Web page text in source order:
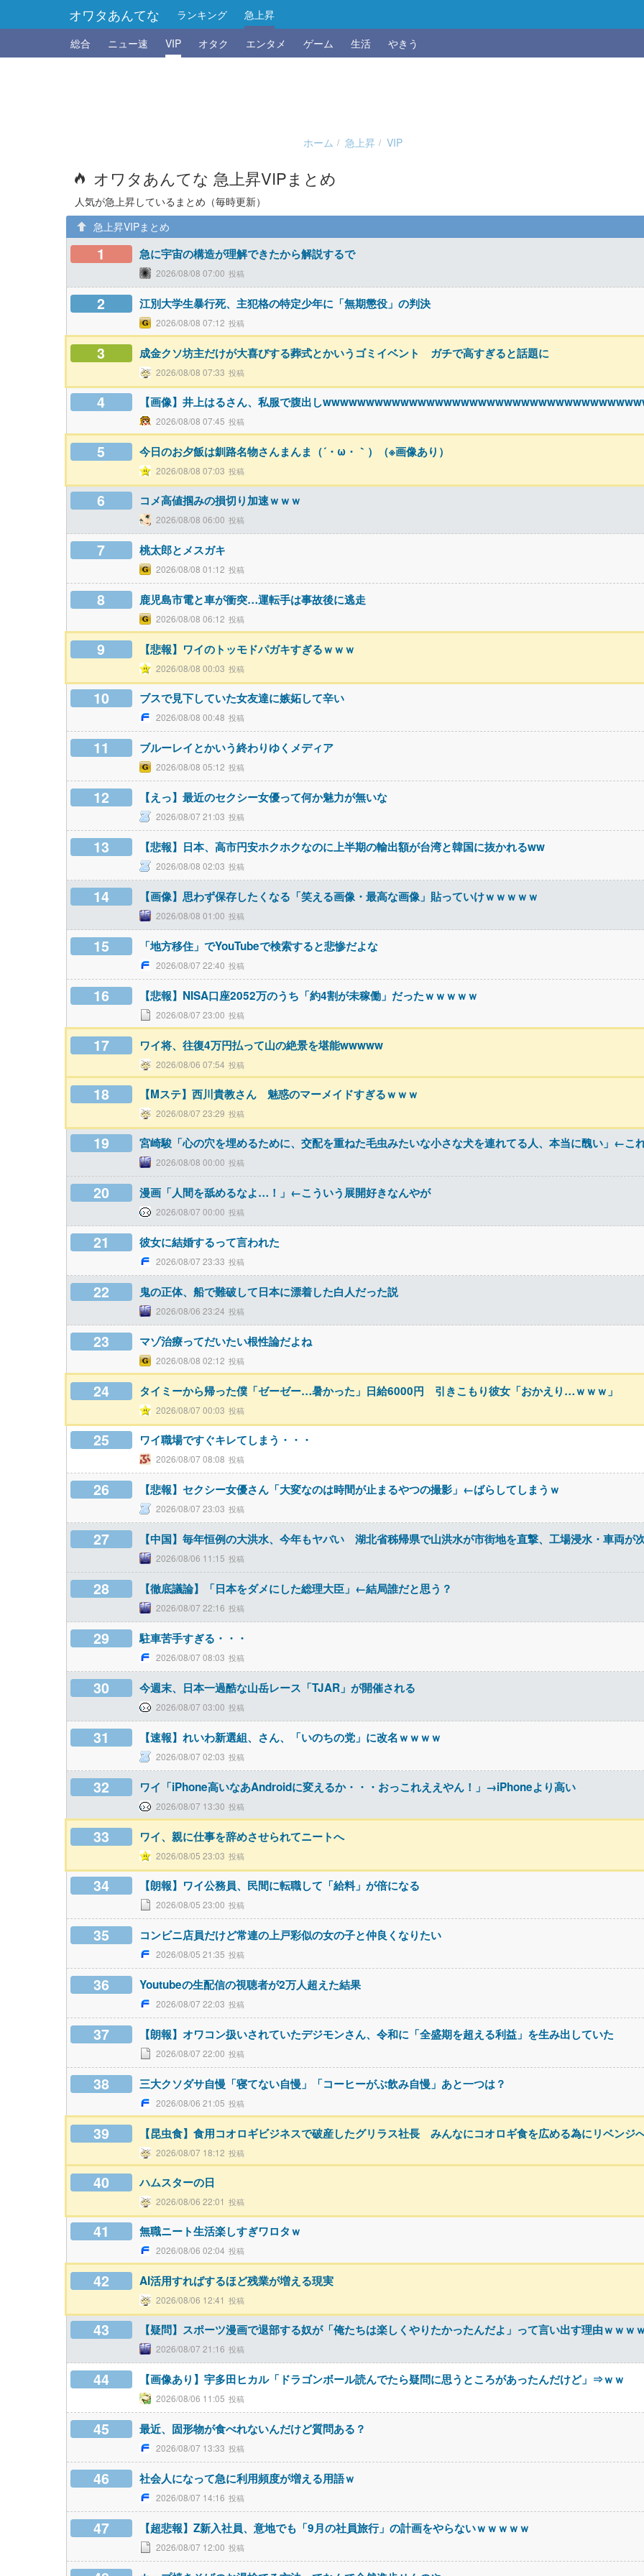
オワタあんてな ランキング
急上昇
総合
ニュー速 VIP オタク エンタメ ゲーム 生活 やきう
ホーム 急上昇 VIP
オワタあんてな 急上昇VIPまとめ
人気が急上昇しているまとめ（毎時更新）
急上昇VIPまとめ
1 急に宇宙の構造が理解できたから解説するで
2026/08/08 07:00
2 江別大学生暴行死、主犯格の特定少年に「無期懲役」の判決
2026/08/08 07:12
3 成金クソ坊主だけが大喜びする葬式とかいうゴミイベント ガチで高すぎると話題に
2026/08/08 07:33
4 【画像】井上はるさん、私服で腹出し
2026/08/08 07:45
5 今日のお夕飯は釧路名物さんまんま（´・ω・｀）（※画像あり）
2026/08/08 07:03
6 コメ高値掴みの損切り加速ｗｗｗ
2026/08/08 06:00
7 桃太郎とメスガキ
2026/08/08 01:12
8 鹿児島市電と車が衝突…運転手は事故後に逃走
2026/08/08 06:12
9 【悲報】ワイのトッモドパガキすぎるｗｗｗ
2026/08/08 00:03
10 ブスで見下していた女友達に嫉妬して辛い
2026/08/08 00:48
11 ブルーレイとかいう終わりゆくメディア
2026/08/08 05:12
12 【えっ】最近のセクシー女優って何か魅力が無いな
2026/08/07 21:03
13 【悲報】日本、高市円安ホクホクなのに上半期の輸出額が台湾と韓国に抜かれるww
2026/08/08 02:03
14 【画像】思わず保存したくなる「笑える画像・最高な画像」貼っていけｗｗｗｗｗ
2026/08/08 01:00
15 「地方移住」でYouTubeで検索すると悲惨だよな
2026/08/07 22:40
16 【悲報】NISA口座2052万のうち「約4割が未稼働」だったｗｗｗｗｗ
2026/08/07 23:00
17 ワイ将、往復4万円払って山の絶景を堪能wwwww
2026/08/06 07:54
18 【Mステ】西川貴教さん 魅惑のマーメイドすぎるｗｗｗ
2026/08/07 23:29
19 宮崎駿「心の穴を埋めるために、交配を重ねた毛虫みたいな小さな犬を連れてる人、本当に醜い」←こ
2026/08/08 00:00
20 漫画「人間を舐めるなよ…！」←こういう展開好きなんやが
2026/08/07 00:00
21 彼女に結婚するって言われた
2026/08/07 23:33
22 鬼の正体、船で難破して日本に漂着した白人だった説
2026/08/06 23:24
23 マゾ治療ってだいたい根性論だよね
2026/08/08 02:12
24 タイミーから帰った僕「ゼーゼー…暑かった」日給6000円 引きこもり彼女「おかえり…ｗｗｗ」
2026/08/07 00:03
25 ワイ職場ですぐキレてしまう・・・
2026/08/07 08:08
26 【悲報】セクシー女優さん「大変なのは時間が止まるやつの撮影」←ばらしてしまうｗ
2026/08/07 23:03
27 【中国】毎年恒例の大洪水、今年もヤバい 湖北省秭帰県で山洪水が市街地を直撃、工場浸水・車両が
2026/08/06 11:15
28 【徹底議論】「日本をダメにした総理大臣」←結局誰だと思う？
2026/08/07 22:16
29 駐車苦手すぎる・・・
2026/08/07 08:03
30 今週末、日本一過酷な山岳レース「TJAR」が開催される
2026/08/07 03:00
31 【速報】れいわ新選組、さん、「いのちの党」に改名ｗｗｗｗ
2026/08/07 02:03
32 ワイ「iPhone高いなあAndroidに変えるか・・・おっこれええやん！」→iPhoneより高い
2026/08/07 13:30
33 ワイ、親に仕事を辞めさせられてニートへ
2026/08/05 23:03
34 【朗報】ワイ公務員、民間に転職して「給料」が倍になる
2026/08/05 23:00
35 コンビニ店員だけど常連の上戸彩似の女の子と仲良くなりたい
2026/08/05 21:35
36 Youtubeの生配信の視聴者が2万人超えた結果
2026/08/07 22:03
37 【朗報】オワコン扱いされていたデジモンさん、令和に「全盛期を超える利益」を生み出していた
2026/08/07 22:00
38 三大クソダサ自慢「寝てない自慢」「コーヒーがぶ飲み自慢」あと一つは？
2026/08/06 21:05
39 【昆虫食】食用コオロギビジネスで破産したグリラス社長 みんなにコオロギ食を広める為にリベンジ
2026/08/07 18:12
40 ハムスターの日
2026/08/06 22:01
41 無職ニート生活楽しすぎワロタｗ
2026/08/06 02:04
42 AI活用すればするほど残業が増える現実
2026/08/06 12:41
43 【疑問】スポーツ漫画で退部する奴が「俺たちは楽しくやりたかったんだよ」って言い出す理由ｗｗｗ
2026/08/07 21:16
44 【画像あり】宇多田ヒカル「ドラゴンボール読んでたら疑問に思うところがあったんだけど」⇒ｗｗ
2026/08/06 11:05
45 最近、固形物が食べれないんだけど質問ある？
2026/08/07 13:33
46 社会人になって急に利用頻度が増える用語ｗ
2026/08/07 14:16
47 【超悲報】Z新入社員、意地でも「9月の社員旅行」の計画をやらないｗｗｗｗｗ
2026/08/07 12:00